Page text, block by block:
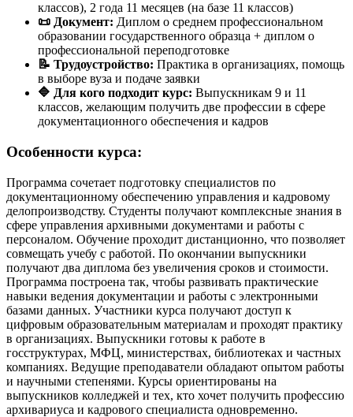
классов), 2 года 11 месяцев (на базе 11 классов)
📜 Документ: Диплом о среднем профессиональном
образовании государственного образца + диплом о
профессиональной переподготовке
📝 Трудоустройство: Практика в организациях, помощь
в выборе вуза и подаче заявки
🔷 Для кого подходит курс: Выпускникам 9 и 11
классов, желающим получить две профессии в сфере
документационного обеспечения и кадров
Особенности курса:
Программа сочетает подготовку специалистов по
документационному обеспечению управления и кадровому
делопроизводству. Студенты получают комплексные знания в
сфере управления архивными документами и работы с
персоналом. Обучение проходит дистанционно, что позволяет
совмещать учебу с работой. По окончании выпускники
получают два диплома без увеличения сроков и стоимости.
Программа построена так, чтобы развивать практические
навыки ведения документации и работы с электронными
базами данных. Участники курса получают доступ к
цифровым образовательным материалам и проходят практику
в организациях. Выпускники готовы к работе в
госструктурах, МФЦ, министерствах, библиотеках и частных
компаниях. Ведущие преподаватели обладают опытом работы
и научными степенями. Курсы ориентированы на
выпускников колледжей и тех, кто хочет получить профессию
архивариуса и кадрового специалиста одновременно.